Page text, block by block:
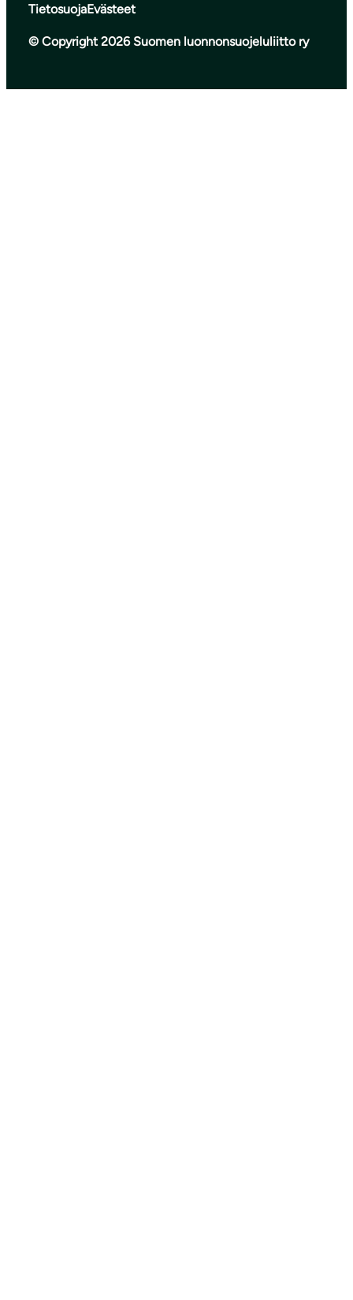
TietosuojaEvästeet
© Copyright 2026 Suomen luonnonsuojeluliitto ry